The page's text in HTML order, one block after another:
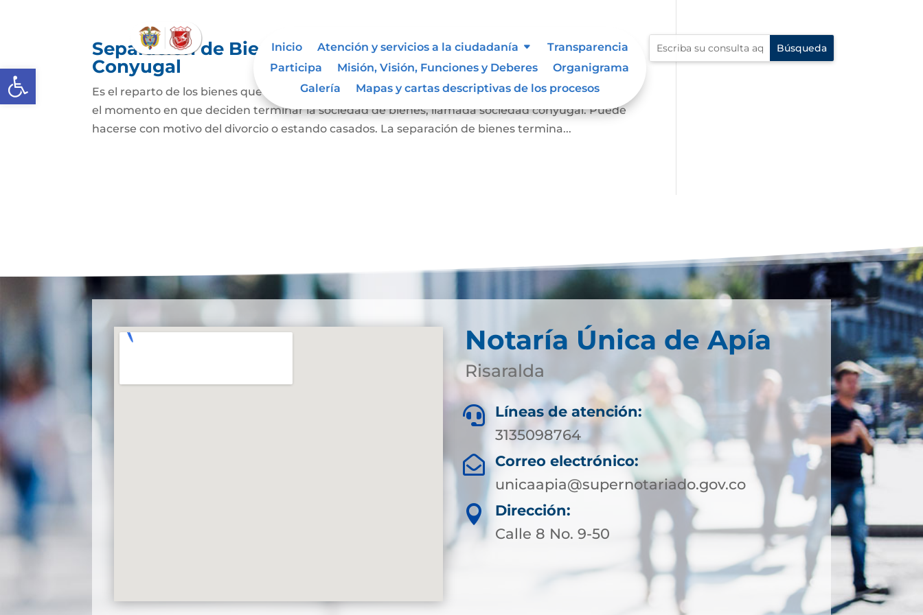
Abrir barra de herramientas
Inicio Atención y servicios a la ciudadanía
Transparencia
Participa
Misión, Visión, Funciones y Deberes
Organigrama
Galería
Mapas y cartas descriptivas de los procesos
Separación de Bienes o Liquidación de Sociedad
Conyugal
Es el reparto de los bienes que han adquirido los cónyuges desde el momento de casarse y hasta
el momento en que deciden terminar la sociedad de bienes, llamada sociedad conyugal. Puede
hacerse con motivo del divorcio o estando casados. La separación de bienes termina...
Notaría Única de Apía
Risaralda

Líneas de atención:
3135098764
 Correo electrónico:
unicaapia@supernotariado.gov.co

Dirección:
Calle 8 No. 9-50